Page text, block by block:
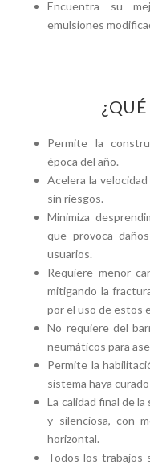
Encuentra su
emulsiones
Permite la
época del año.
Acelera la
sin riesgos.
Minimiza
que provoca
usuarios.
Requiere menor
mitigando la
por el uso de estos
No requiere del
neumáticos para
Permite la
sistema haya
La calidad final de
y silenciosa, con
horizontal.
Todos los trabajos